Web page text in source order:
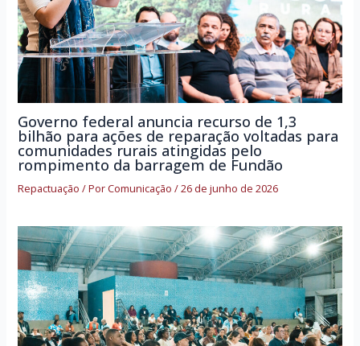
Governo federal anuncia recurso de 1,3
bilhão para ações de reparação voltadas para
comunidades rurais atingidas pelo
rompimento da barragem de Fundão
Repactuação / PorComunicação/26 de junho de 2026